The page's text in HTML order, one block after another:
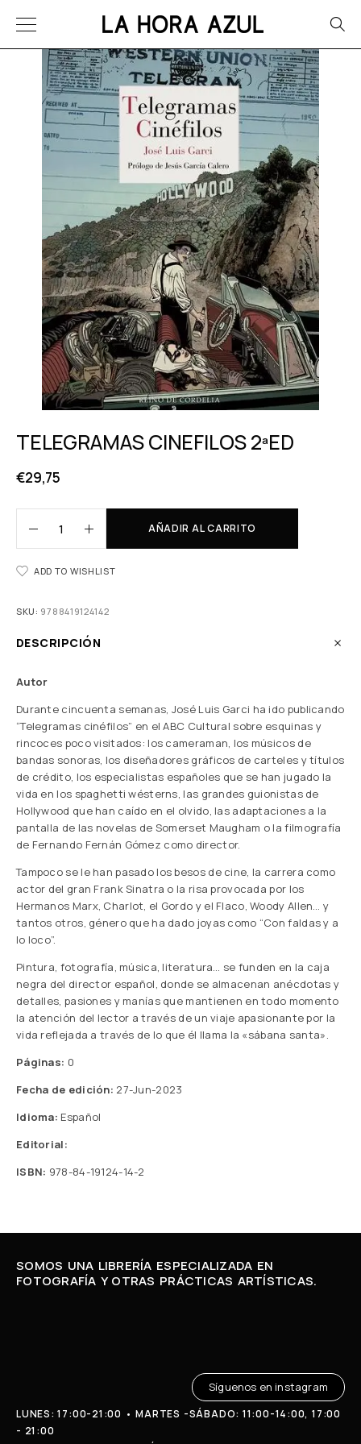
TELEGRAMAS CINEFILOS 2ªED
€29,75
AÑADIR AL CARRITO
ADD TO WISHLIST
SKU: 9788419124142
DESCRIPCIÓN
Autor
Durante cincuenta semanas, José Luis Garci ha ido publicando
“Telegramas cinéfilos” en el ABC Cultural sobre esquinas y
rincoces poco visitados: los cameraman, los músicos de
bandas sonoras, los diseñadores gráficos de carteles y títulos
de crédito, los especialistas españoles que se han jugado la
vida en los spaghetti wésterns, las grandes guionistas de
Hollywood que han caído en el olvido, las adaptaciones a la
pantalla de las novelas de Somerset Maugham o la filmografía
de Fernando Fernán Gómez como director.
Tampoco se le han pasado los besos de cine, la carrera como
actor del gran Frank Sinatra o la risa provocada por los
Hermanos Marx, Charlot, el Gordo y el Flaco, Woody Allen… y
tantos otros, género que ha dado joyas como “Con faldas y a
lo loco”.
Pintura, fotografía, música, literatura… se funden en la caja
negra del director español, donde se almacenan anécdotas y
detalles, pasiones y manías que mantienen en todo momento
la atención del lector a través de un viaje apasionante por la
vida reflejada a través de lo que él llama la «sábana santa».
Páginas: 0
Fecha de edición: 27-Jun-2023
Idioma: Español
Editorial:
ISBN: 978-84-19124-14-2
SOMOS UNA LIBRERÍA ESPECIALIZADA EN
FOTOGRAFÍA Y OTRAS PRÁCTICAS ARTÍSTICAS.
LUNES: 17:00-21:00 • MARTES -SÁBADO: 11:00-14:00, 17:00
- 21:00
Síguenos en instagram